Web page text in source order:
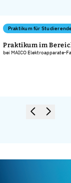
Praktikum für
Praktikum im
bei MAICO Elektroapparate-